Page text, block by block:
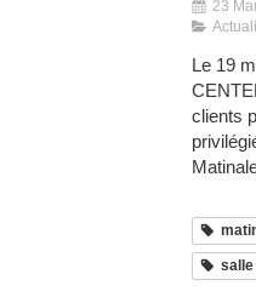
23
Le 19
clients
salle